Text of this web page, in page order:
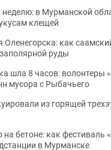
неделю: в Мурманской
клещей
как
руды
шла 8 часов: волонтеры
мусора с Рыбачьего
из горящей
на бетоне: как фестиваль
в Мурманске